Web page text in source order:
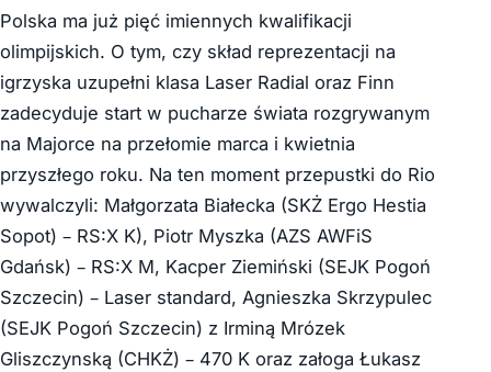
Polska ma już pięć imiennych kwalifikacji
olimpijskich. O tym, czy skład reprezentacji na
igrzyska uzupełni klasa Laser Radial oraz Finn
zadecyduje start w pucharze świata rozgrywanym
na Majorce na przełomie marca i kwietnia
przyszłego roku. Na ten moment przepustki do Rio
wywalczyli: Małgorzata Białecka (SKŻ Ergo Hestia
Sopot) – RS:X K), Piotr Myszka (AZS AWFiS
Gdańsk) – RS:X M, Kacper Ziemiński (SEJK Pogoń
Szczecin) – Laser standard, Agnieszka Skrzypulec
(SEJK Pogoń Szczecin) z Irminą Mrózek
Gliszczynską (CHKŻ) – 470 K oraz załoga Łukasz